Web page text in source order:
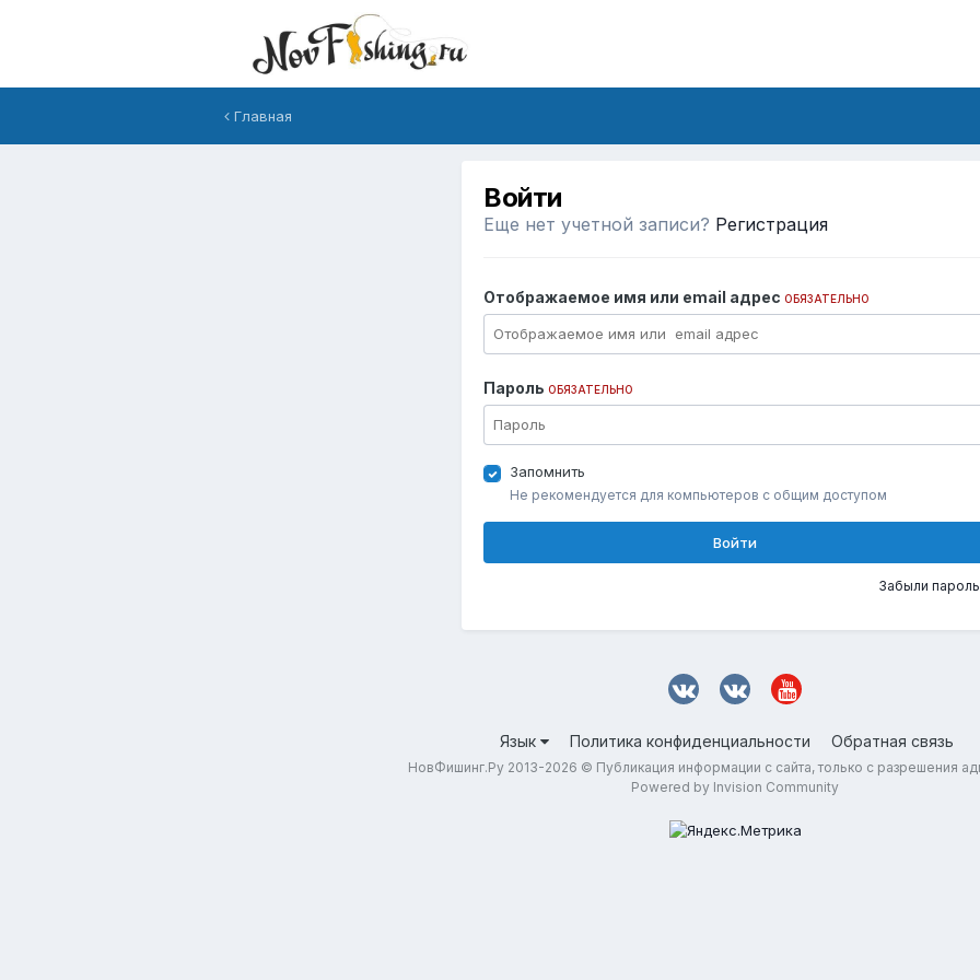
Главная
Войти
Еще нет учетной записи? Регистрация
Отображаемое имя или email адрес ОБЯЗАТЕЛЬНО
Пароль ОБЯЗАТЕЛЬНО
Запомнить
Не рекомендуется для компьютеров с общим доступом
Войти
Забыли
Язык Политика конфиденциальности Обратная связь
НовФишинг.Ру 2013-2026 © Публикация информации с сайта, только с разрешения
Powered by Invision Community